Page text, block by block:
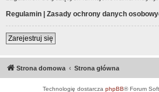
Regulamin | Zasady ochrony danych
Zarejestruj się
Strona domowa Strona główna
Technologię dostarcza phpBB® Forum